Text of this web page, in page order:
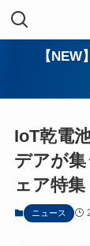
【
IoT乾電
デアが集
ェア特集
ニュース